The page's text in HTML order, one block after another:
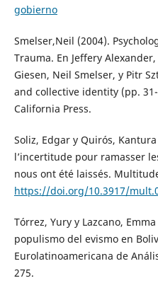
gobierno
Smelser,Neil (2004).
Trauma. En Jeffery
Giesen, Neil Smelser, y Pitr
and collective identity (pp.
California Press.
Soliz, Edgar y Quirós,
l’incertitude pour ramasser
nous ont été laissés.
https://doi.org/10.3917/
Tórrez, Yury y Lazcano,
populismo del evismo en
Eurolatinoamericana de
275.